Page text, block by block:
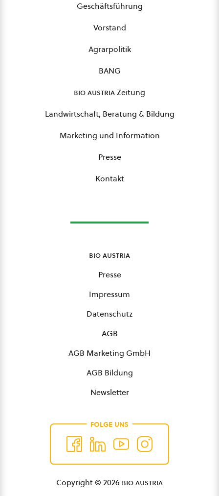
Geschäftsführung
Vorstand
Agrarpolitik
BANG
bio austriaZeitung
Landwirtschaft, Beratung & Bildung
Marketing und Information
Presse
Kontakt
bio austria
Presse
Impressum
Datenschutz
AGB
AGB Marketing GmbH
AGB Bildung
Newsletter
FOLGE UNS
Copyright © 2026 bio austria